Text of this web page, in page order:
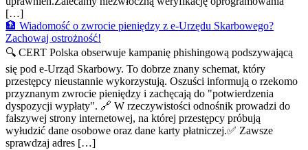
[…]
🏦 Wiadomość o zwrocie pieniędzy z e-Urzędu Skarbowego?
Zachowaj ostrożność!
🔍 CERT Polska obserwuje kampanię phishingową podszywającą
się pod e-Urząd Skarbowy. To dobrze znany schemat, który
przestępcy nieustannie wykorzystują. Oszuści informują o rzekomo
przyznanym zwrocie pieniędzy i zachęcają do "potwierdzenia
dyspozycji wypłaty". 🔗 W rzeczywistości odnośnik prowadzi do
fałszywej strony internetowej, na której przestępcy próbują
wyłudzić dane osobowe oraz dane karty płatniczej.✅ Zawsze
sprawdzaj adres […]